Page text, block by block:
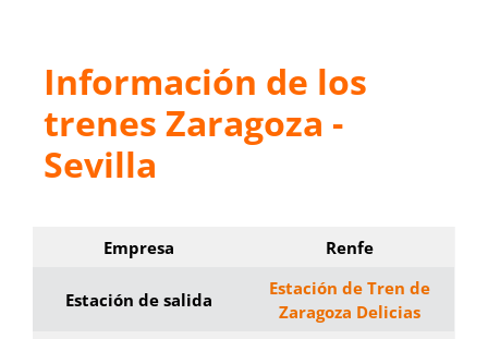
Información de los
trenes Zaragoza -
Sevilla
Empresa Renfe
Estación de salida
Estación de Tren de
Zaragoza Delicias